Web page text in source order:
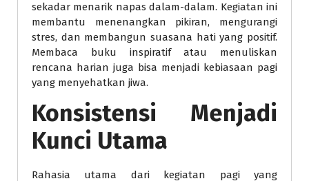
sekadar menarik napas dalam-dalam. Kegiatan ini
membantu menenangkan pikiran, mengurangi
stres, dan membangun suasana hati yang positif.
Membaca buku inspiratif atau menuliskan
rencana harian juga bisa menjadi kebiasaan pagi
yang menyehatkan jiwa.
Konsistensi Menjadi
Kunci Utama
Rahasia utama dari kegiatan pagi yang